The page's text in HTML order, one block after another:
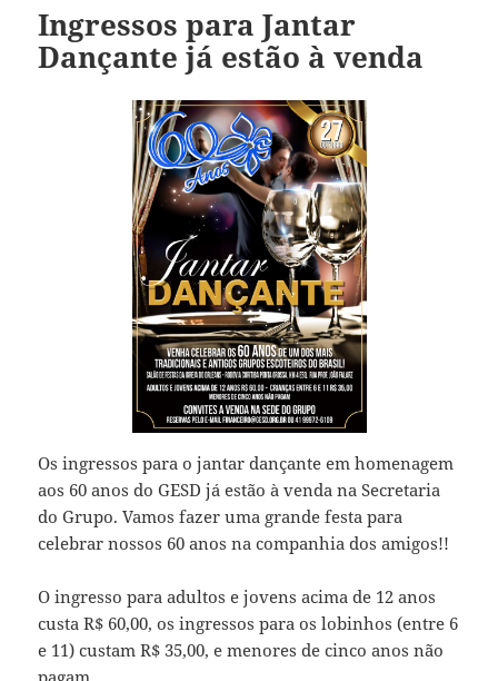
Ingressos para Jantar
Dançante já estão à venda
Os ingressos para o jantar dançante em homenagem
aos 60 anos do GESD já estão à venda na Secretaria
do Grupo. Vamos fazer uma grande festa para
celebrar nossos 60 anos na companhia dos amigos!!
O ingresso para adultos e jovens acima de 12 anos
custa R$ 60,00, os ingressos para os lobinhos (entre 6
e 11) custam R$ 35,00, e menores de cinco anos não